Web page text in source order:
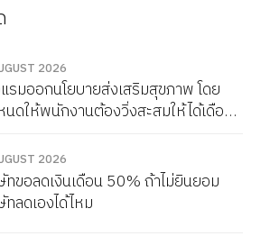
2026
รมออกนโยบายส่งเสริมสุขภาพ โดย
นดให้พนักงานต้องวิ่งสะสมให้ได้เดือน
Charge แบบนี้ผิดกฎหมายไหม
2026
ทขอลดเงินเดือน 50% ถ้าไม่ยินยอม
ลดเองได้ไหม